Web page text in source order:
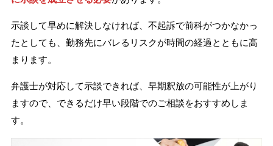
示談して早めに解決しなければ、不起訴で前科がつかなかっ
たとしても、勤務先にバレるリスクが時間の経過とともに高
まります。
弁護士が対応して示談できれば、早期釈放の可能性が上がり
ますので、できるだけ早い段階でのご相談をおすすめしま
す。